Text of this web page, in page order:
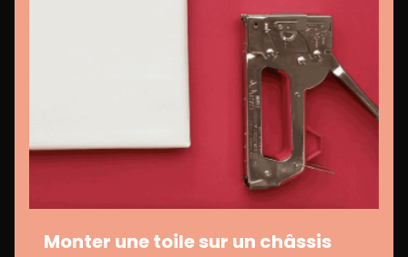
Monter une toile sur un châssis